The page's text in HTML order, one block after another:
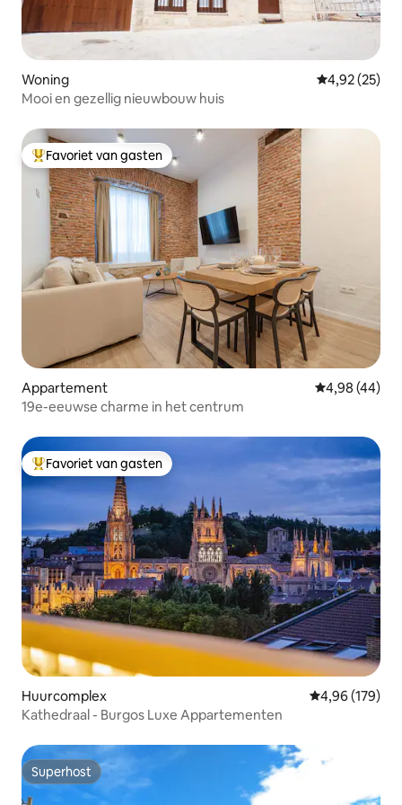
Woning Gemiddelde
4,92 (25)
Mooi en gezellig nieuwbouw huis
Topfavoriet van gasten
Favoriet van gasten
Appartement Gemiddelde
4,98 (44)
19e-eeuwse charme in het centrum
Topfavoriet van gasten
Favoriet van gasten
Huurcomplex Gemiddelde
4,96 (179)
Kathedraal - Burgos Luxe Appartementen
Superhost
Superhost